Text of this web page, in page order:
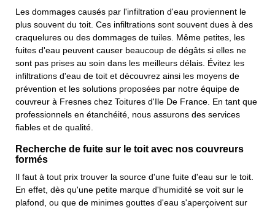
Les dommages causés par l'infiltration d'eau proviennent le
plus souvent du toit. Ces infiltrations sont souvent dues à des
craquelures ou des dommages de tuiles. Même petites, les
fuites d'eau peuvent causer beaucoup de dégâts si elles ne
sont pas prises au soin dans les meilleurs délais. Évitez les
infiltrations d'eau de toit et découvrez ainsi les moyens de
prévention et les solutions proposées par notre équipe de
couvreur à Fresnes chez Toitures d'Ile De France. En tant que
professionnels en étanchéité, nous assurons des services
fiables et de qualité.
Recherche de fuite sur le toit avec nos couvreurs
formés
Il faut à tout prix trouver la source d'une fuite d'eau sur le toit.
En effet, dès qu'une petite marque d'humidité se voit sur le
plafond, ou que de minimes gouttes d'eau s'aperçoivent sur